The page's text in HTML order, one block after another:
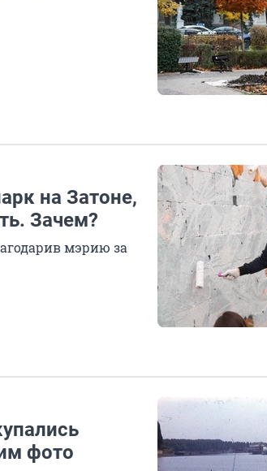
на Затоне,
Зачем?
мэрию за
фото